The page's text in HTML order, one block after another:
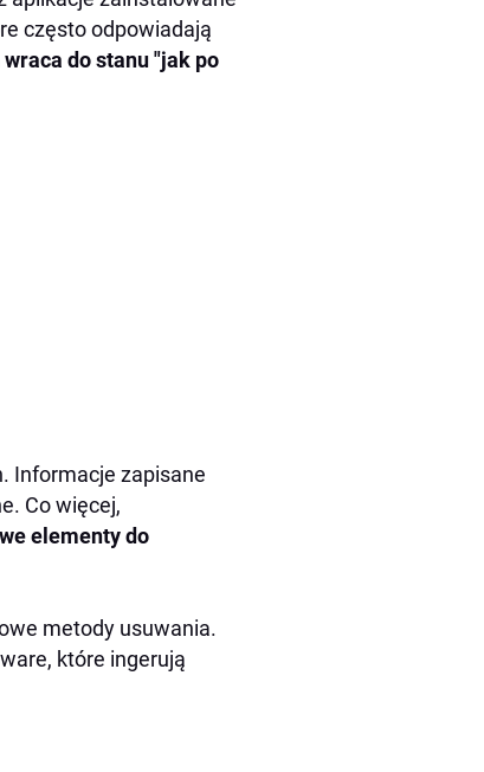
często odpowiadają
do stanu "jak po
Informacje zapisane
Co więcej,
elementy do
metody usuwania.
które ingerują